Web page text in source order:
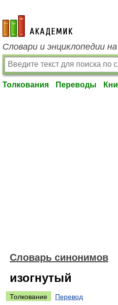
academic.ru
Словари и энциклопедии
Толкования Переводы
Словарь синонимов
изогнутый
Толкование
Перевод